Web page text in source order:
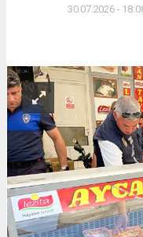
30.07.2026 -